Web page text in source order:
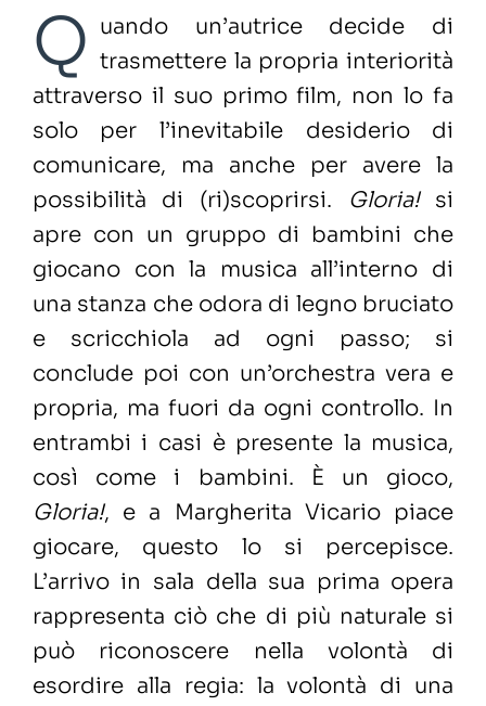
Q uando un’autrice decide di
trasmettere la propria interiorità
attraverso il suo primo film, non lo fa
solo per l’inevitabile desiderio di
comunicare, ma anche per avere la
possibilità di (ri)scoprirsi. Gloria!si
apre con un gruppo di bambini che
giocano con la musica all’interno di
una stanza che odora di legno bruciato
e scricchiola ad ogni passo; si
conclude poi con un’orchestra vera e
propria, ma fuori da ogni controllo. In
entrambi i casi è presente la musica,
così come i bambini. È un gioco,
Gloria!, e a Margherita Vicario piace
giocare, questo lo si percepisce.
L’arrivo in sala della sua prima opera
rappresenta ciò che di più naturale si
può riconoscere nella volontà di
esordire alla regia: la volontà di una